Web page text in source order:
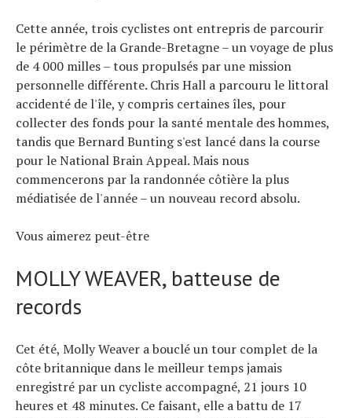
Cette année, trois cyclistes ont entrepris de parcourir
le périmètre de la Grande-Bretagne – un voyage de plus
de 4 000 milles – tous propulsés par une mission
personnelle différente. Chris Hall a parcouru le littoral
accidenté de l'île, y compris certaines îles, pour
collecter des fonds pour la santé mentale des hommes,
tandis que Bernard Bunting s'est lancé dans la course
pour le National Brain Appeal. Mais nous
commencerons par la randonnée côtière la plus
médiatisée de l'année – un nouveau record absolu.
Vous aimerez peut-être
MOLLY WEAVER, batteuse de
records
Cet été, Molly Weaver a bouclé un tour complet de la
côte britannique dans le meilleur temps jamais
enregistré par un cycliste accompagné, 21 jours 10
heures et 48 minutes. Ce faisant, elle a battu de 17